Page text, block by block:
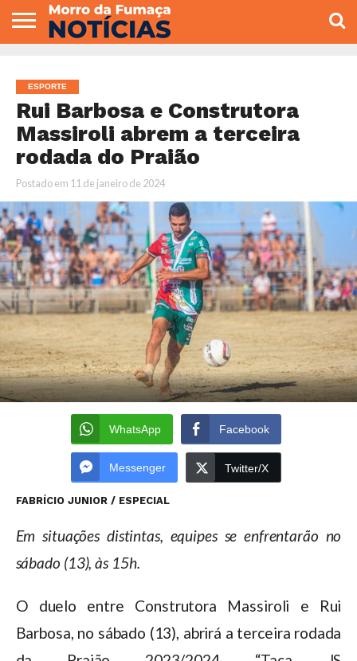
VEREADORES
ESPORTE
Rui Barbosa e Construtora
Massiroli abrem a terceira
rodada do Praião
Postado em 11 de janeiro de 2024
WhatsApp Facebook
Messenger Twitter/X
FABRÍCIO JUNIOR / ESPECIAL
Em situações distintas, equipes se enfrentarão no
sábado (13), às 15h.
O duelo entre Construtora Massiroli e Rui
Barbosa, no sábado (13), abrirá a terceira rodada